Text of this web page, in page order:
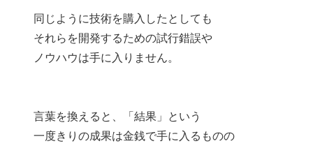
同じように技術を購入したとしても
それらを開発するための試行錯誤や
ノウハウは手に入りません。
言葉を換えると、「結果」という
一度きりの成果は金銭で手に入るものの